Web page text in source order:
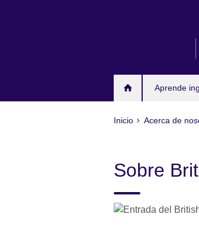
Aprende
Inicio Acerca de
Sobre